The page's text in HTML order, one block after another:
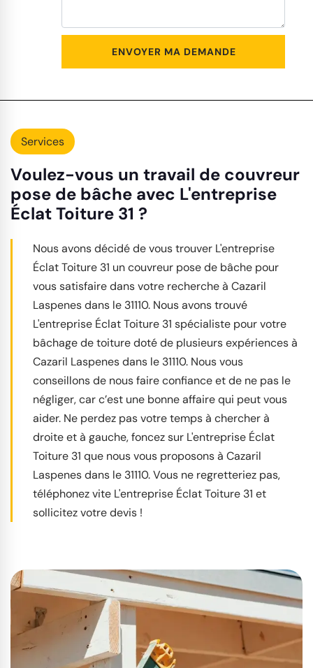
Services
Voulez-vous un travail de couvreur
pose de bâche avec L'entreprise
Éclat Toiture 31 ?
Nous avons décidé de vous trouver L'entreprise
Éclat Toiture 31 un couvreur pose de bâche pour
vous satisfaire dans votre recherche à Cazaril
Laspenes dans le 31110. Nous avons trouvé
L'entreprise Éclat Toiture 31 spécialiste pour votre
bâchage de toiture doté de plusieurs expériences à
Cazaril Laspenes dans le 31110. Nous vous
conseillons de nous faire confiance et de ne pas le
négliger, car c’est une bonne affaire qui peut vous
aider. Ne perdez pas votre temps à chercher à
droite et à gauche, foncez sur L'entreprise Éclat
Toiture 31 que nous vous proposons à Cazaril
Laspenes dans le 31110. Vous ne regretteriez pas,
téléphonez vite L'entreprise Éclat Toiture 31 et
sollicitez votre devis !